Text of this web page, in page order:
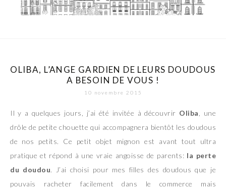
OLIBA, L’ANGE GARDIEN DE LEURS DOUDOUS
A BESOIN DE VOUS !
10 novembre 2015
Il y a quelques jours, j’ai été invitée à découvrir Oliba , une
drôle de petite chouette qui accompagnera bientôt les doudous
de nos petits. Ce petit objet mignon est avant tout ultra
pratique et répond à une vraie angoisse de parents: la perte
du doudou. J’ai choisi pour mes filles des doudous que je
pouvais racheter facilement dans le commerce mais